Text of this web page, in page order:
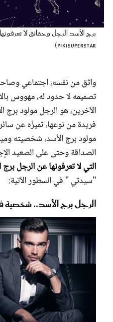
pikisuperstar)
واثق من نفسه، اجتماعي
تصميمه لا حدود له، مهووس
الآخرين، هو الرجل مولود برج
فريدة من نوعها، تميزّه عن
مولود برج الأسد، شخصيته
الصداقة وحتى على الصعيد
التي لا تعرفونها عن الرجل برج
"سيدتي " في السطور الآتية:
الرجل برج الأسد.. شخصية
مجلة
غلاف